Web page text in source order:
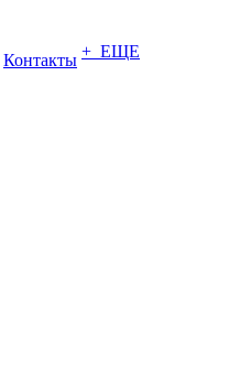
Контакты + ЕЩЕ